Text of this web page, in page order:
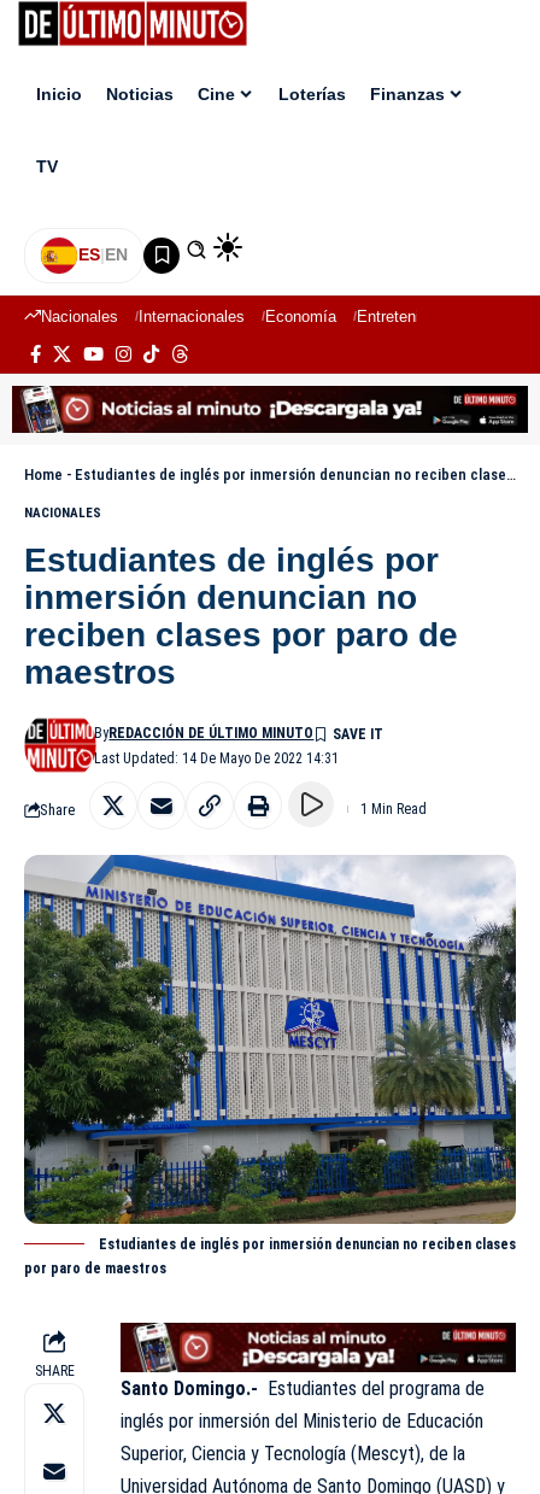
Inicio Noticias Cine Loterías Finanzas
TV
ES|EN
Nacionales Internacionales Economía Entretenimiento
Home - Estudiantes de inglés por inmersión denuncian no reciben clases por paro de maestros
NACIONALES
Estudiantes de inglés por
inmersión denuncian no
reciben clases por paro de
maestros
Last Updated: 14 De Mayo De 2022 14:31
ByREDACCIÓN DE ÚLTIMO MINUTO
Share 1 Min Read
Estudiantes de inglés por inmersión denuncian no reciben clases
por paro de maestros
SHARE
Santo Domingo.- Estudiantes del programa de
inglés por inmersión del Ministerio de Educación
Superior, Ciencia y Tecnología (Mescyt), de la
Universidad Autónoma de Santo Domingo (UASD) y